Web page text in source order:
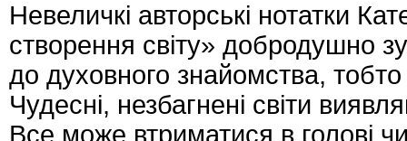
Невеличкі авторські нотатки
створення світу» добродушно
до духовного знайомства,
Чудесні, незбагнені світи
Все може втриматися в голові